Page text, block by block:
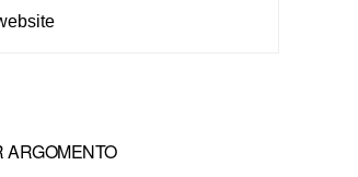
ARGOMENTO